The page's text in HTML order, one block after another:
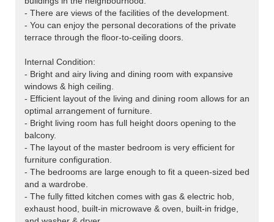
- There are views of the facilities of the development.
- You can enjoy the personal decorations of the private
terrace through the floor-to-ceiling doors.
Internal Condition:
- Bright and airy living and dining room with expansive
windows & high ceiling.
- Efficient layout of the living and dining room allows for an
optimal arrangement of furniture.
- Bright living room has full height doors opening to the
balcony.
- The layout of the master bedroom is very efficient for
furniture configuration.
- The bedrooms are large enough to fit a queen-sized bed
and a wardrobe.
- The fully fitted kitchen comes with gas & electric hob,
exhaust hood, built-in microwave & oven, built-in fridge,